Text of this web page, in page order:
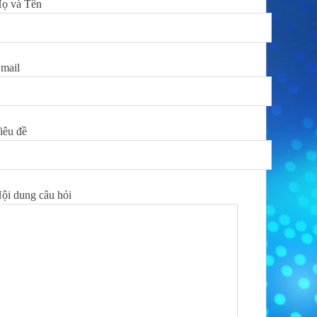
và Tên
đề
dung câu hỏi